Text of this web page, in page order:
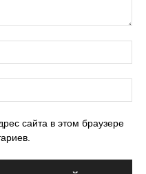
сайта в этом браузере